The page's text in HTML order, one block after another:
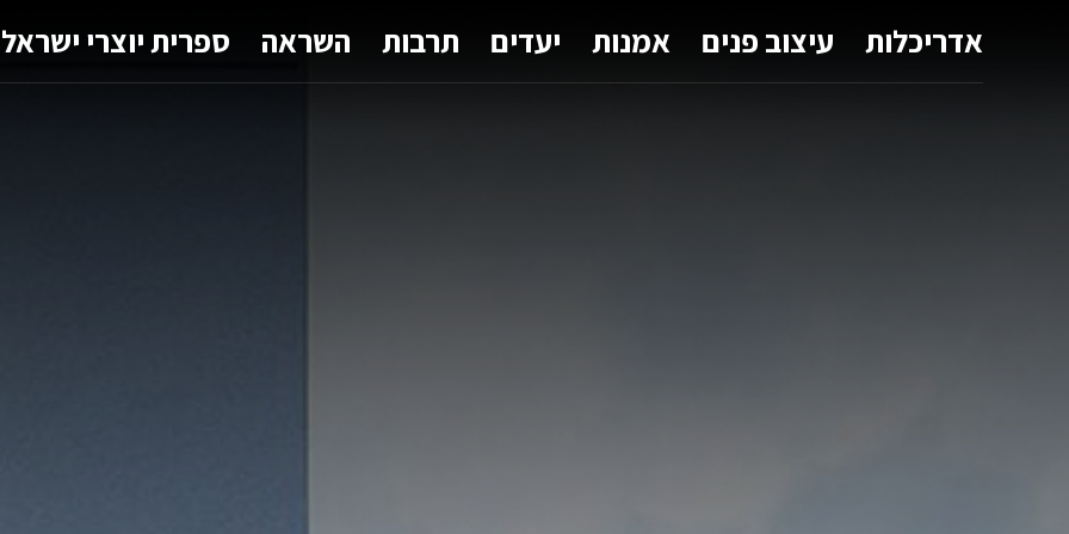
אדריכלות עיצוב פנים אמנות יעדים תרבות השראה ספרית יוצרי ישראל